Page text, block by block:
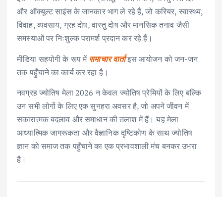
और ऑक्यूल्ट साइंस के जानकार भाग ले रहे हैं, जो करियर, स्वास्थ्य,
विवाह, व्यवसाय, ग्रह दोष, वास्तु दोष और मानसिक तनाव जैसी
समस्याओं पर निःशुल्क परामर्श प्रदान कर रहे हैं।
मीडिया सहयोगी के रूप में समाचार वार्ताइस आयोजन को जन-जन
तक पहुँचाने का कार्य कर रहा है।
नवग्रह ज्योतिष मेला 2026 न केवल ज्योतिष प्रेमियों के लिए बल्कि
उन सभी लोगों के लिए एक सुनहरा अवसर है, जो अपने जीवन में
सकारात्मक बदलाव और समाधान की तलाश में हैं। यह मेला
आध्यात्मिक जागरूकता और वैज्ञानिक दृष्टिकोण के साथ ज्योतिष
ज्ञान को समाज तक पहुँचाने का एक प्रभावशाली मंच बनकर उभरा
है।